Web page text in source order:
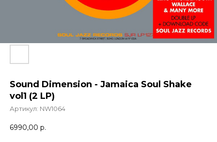
Sound Dimension - Jamaica Soul Shake
vol1 (2 LP)
Артикул: NW1064
6990,00 р.